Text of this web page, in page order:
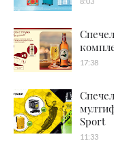
17:38
Sport
11:33